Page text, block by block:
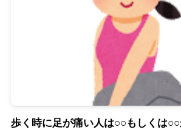
歩く時に足が痛い人は○○もしくは